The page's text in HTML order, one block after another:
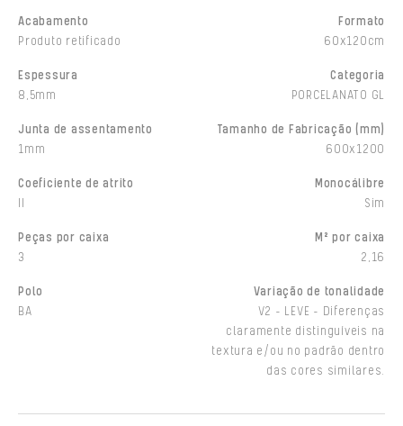
Acabamento
Produto retificado
Formato
60x120cm
Espessura
8,5mm
Categoria
PORCELANATO GL
Junta de assentamento
1mm
Tamanho de Fabricação (mm)
600x1200
Coeficiente de atrito
Monocálibre
Sim
Peças por caixa
3
M² por caixa
2,16
Polo
BA
Variação de tonalidade
V2 - LEVE - Diferenças
claramente distinguíveis na
textura e/ou no padrão dentro
das cores similares.